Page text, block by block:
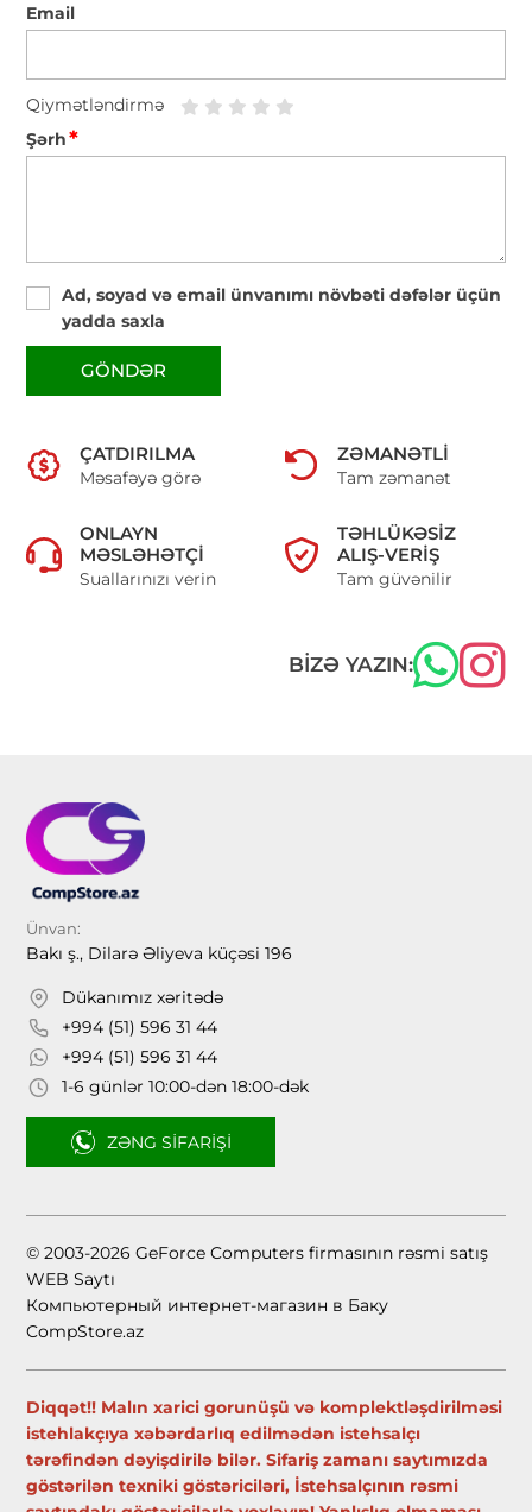
Email
Qiymətləndirmə
Şərh*
Ad, soyad və email ünvanımı növbəti dəfələr üçün
yadda saxla
GÖNDƏR
ÇATDIRILMA
Məsafəyə görə
ZƏMANƏTLI
Tam zəmanət
ONLAYN
MƏSLƏHƏTÇI
Suallarınızı verin
TƏHLÜKƏSIZ
ALIŞ-VERIŞ
Tam güvənilir
BIZƏ YAZIN:
Ünvan:
Bakı ş., Dilarə Əliyeva küçəsi 196
Dükanımız xəritədə
+994 (51) 596 31 44
+994 (51) 596 31 44
1-6 günlər 10:00-dən 18:00-dək
ZƏNG SIFARIŞI
© 2003-2026 GeForce Computers firmasının rəsmi satış
WEB Saytı
Компьютерный интернет-магазин в Баку
CompStore.az
Diqqət!! Malın xarici gorunüşü və komplektləşdirilməsi
istehlakçıya xəbərdarlıq edilmədən istehsalçı
tərəfindən dəyişdirilə bilər. Sifariş zamanı saytımızda
göstərilən texniki göstəriciləri, İstehsalçının rəsmi